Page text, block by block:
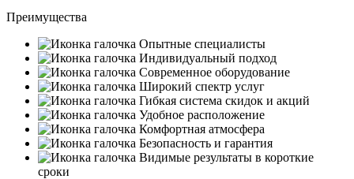
Преимущества
Опытные специалисты
Индивидуальный подход
Современное оборудование
Широкий спектр услуг
Гибкая система скидок и акций
Удобное расположение
Комфортная атмосфера
Безопасность и гарантия
Видимые результаты в короткие
сроки